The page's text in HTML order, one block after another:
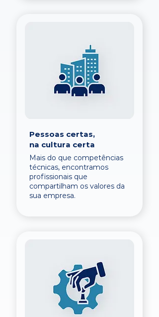
Pessoas certas,
na cultura certa
Mais do que competências
técnicas, encontramos
profissionais que
compartilham os valores da
sua empresa.